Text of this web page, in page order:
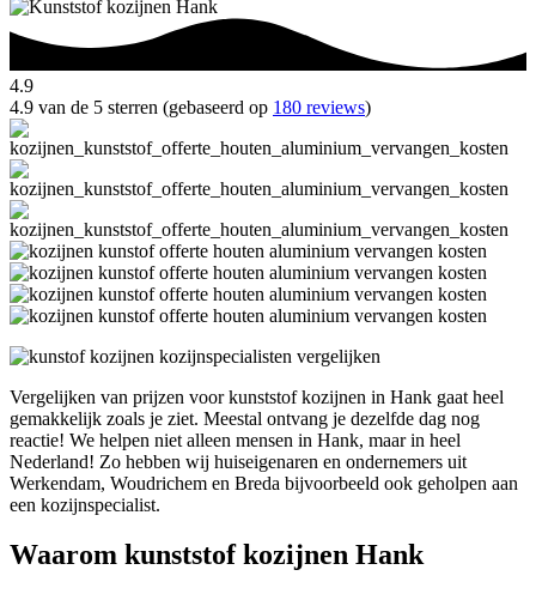
4.9
4.9 van de 5 sterren (gebaseerd op 180 reviews)
Vergelijken van prijzen voor kunststof kozijnen in Hank gaat heel
gemakkelijk zoals je ziet. Meestal ontvang je dezelfde dag nog
reactie! We helpen niet alleen mensen in Hank, maar in heel
Nederland! Zo hebben wij huiseigenaren en ondernemers uit
Werkendam, Woudrichem en Breda bijvoorbeeld ook geholpen aan
een kozijnspecialist.
Waarom kunststof kozijnen Hank